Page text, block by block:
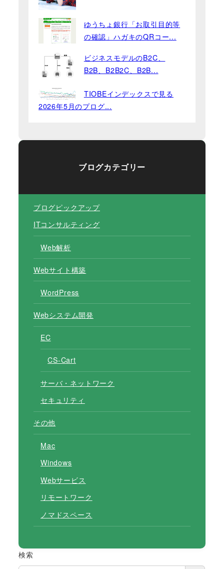
ゆうちょ銀行「お取引目的等
の確認」ハガキのQRコー...
ビジネスモデルのB2C、
B2B、B2B2C、B2B...
TIOBEインデックスで見る
2026年5月のプログ...
ブログカテゴリー
ブログピックアップ
ITコンサルティング
Web解析
Webサイト構築
WordPress
Webシステム開発
EC
CS-Cart
サーバ・ネットワーク
セキュリティ
その他
Mac
Windows
Webサービス
リモートワーク
ノマドスペース
検索